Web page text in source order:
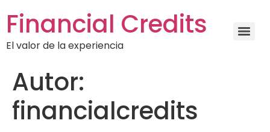
Financial Credits
El valor de la experiencia
Autor:
financialcredits